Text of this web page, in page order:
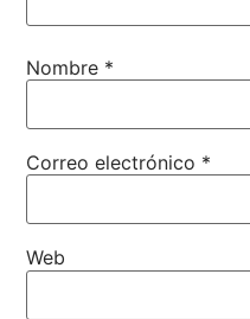
Nombre *
Correo electrónico *
Web